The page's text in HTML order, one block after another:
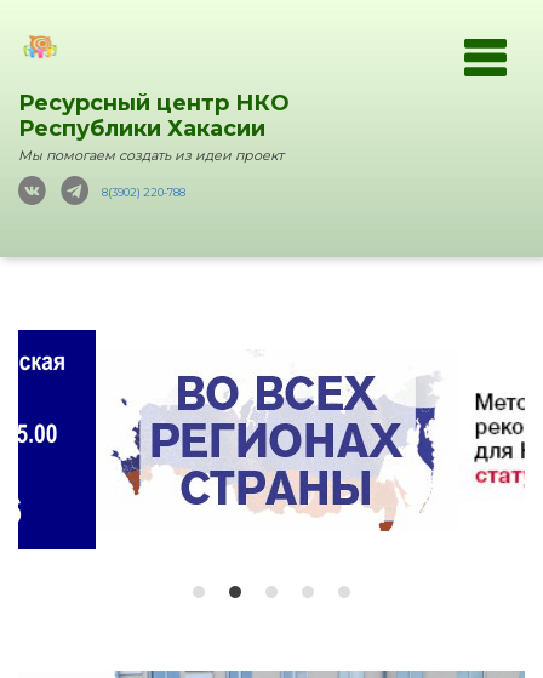
Ресурсный центр НКО
Республики Хакасии
Мы помогаем создать из идеи проект
8(3902) 220-788